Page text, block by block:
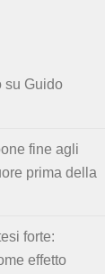
su Guido
fine agli
prima della
forte:
effetto